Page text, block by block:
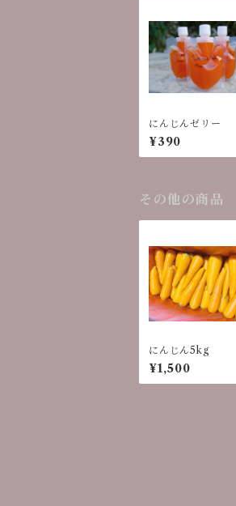
にんじんゼリー
¥390
その他の商品
にんじん5kg
¥1,500